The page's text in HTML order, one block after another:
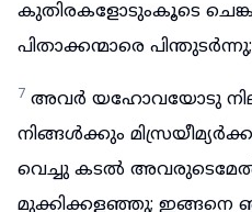
കുതിരകളോടുംകൂടെ
പിതാക്കന്മാരെ പിന്തുടർന്നു;
7 അവർ യഹോവയോടു
നിങ്ങൾക്കും
വെച്ചു കടൽ
മുക്കിക്കളഞ്ഞു; ഇങ്ങനെ